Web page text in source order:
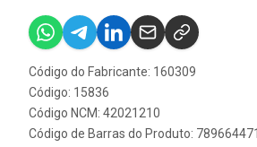
Código do Fabricante: 160309
Código: 15836
Código NCM: 42021210
Código de Barras do Produto: